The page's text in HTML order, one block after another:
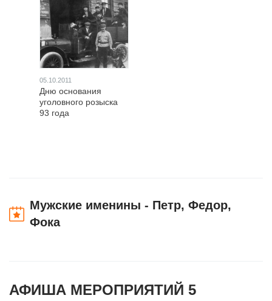
05.10.2011
Дню основания
уголовного розыска
93 года
Мужские именины - Петр, Федор,
Фока
АФИША МЕРОПРИЯТИЙ 5